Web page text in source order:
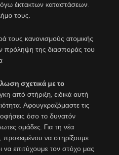
έκτακτων καταστάσεων.
τους.
τους κανονισμούς ατομικής
πρόληψη της διασποράς του
σχετικά με το
από στήριξη, ειδικά αυτή
Αφουγκραζόμαστε τις
όσο το δυνατόν
ομάδες. Για τη νέα
να στηρίξουμε
επιτύχουμε τον στόχο μας